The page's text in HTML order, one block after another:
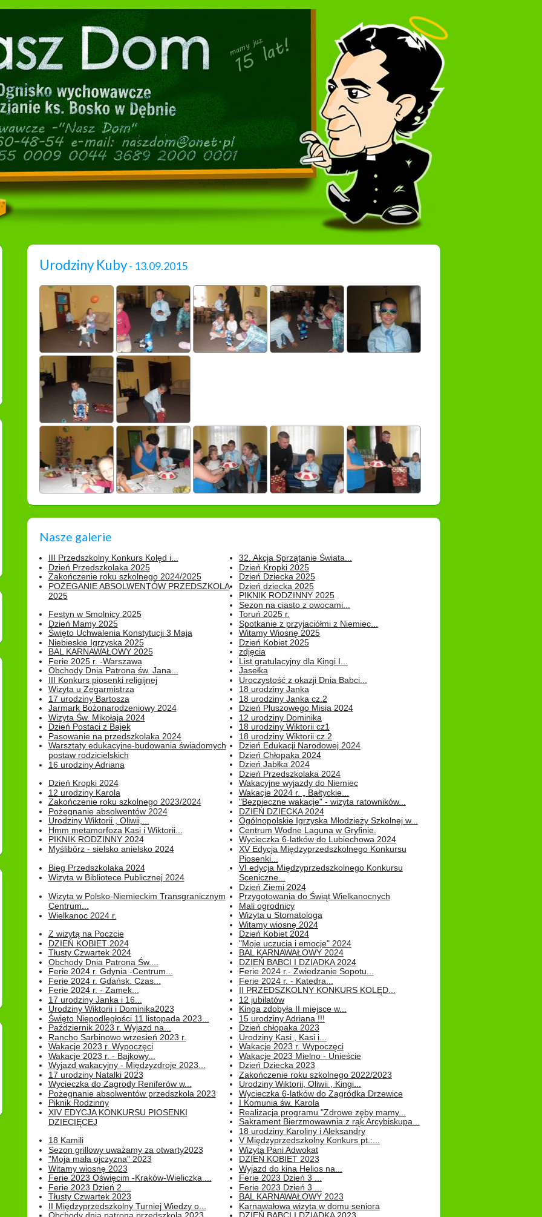
Urodziny Kuby- 13.09.2015
Nasze galerie
III Przedszkolny Konkurs Kolęd i...
Dzień Przedszkolaka 2025
32. Akcja Sprzątanie Świata...
Dzień Kropki 2025
Zakończenie roku szkolnego 2024/2025
POŻEGANIE ABSOLWENTÓW PRZEDSZKOLA
2025
Dzień Dziecka 2025
Dzień dziecka 2025
PIKNIK RODZINNY 2025
Sezon na ciasto z owocami...
Festyn w Smolnicy 2025
Dzień Mamy 2025
Toruń 2025 r.
Spotkanie z przyjaciółmi z Niemiec...
Święto Uchwalenia Konstytucji 3 Maja
Niebieskie Igrzyska 2025
Witamy Wiosnę 2025
Dzień Kobiet 2025
BAL KARNAWAŁOWY 2025
Ferie 2025 r. -Warszawa
zdjęcia
List gratulacyjny dla Kingi I...
Obchody Dnia Patrona św. Jana...
III Konkurs piosenki religijnej
Jasełka
Uroczystość z okazji Dnia Babci...
Wizyta u Zegarmistrza
17 urodziny Bartosza
18 urodziny Janka
18 urodziny Janka cz.2
Jarmark Bożonarodzeniowy 2024
Wizyta Św. Mikołaja 2024
Dzień Pluszowego Misia 2024
12 urodziny Dominika
Dzień Postaci z Bajek
Pasowanie na przedszkolaka 2024
18 urodziny Wiktorii cz1
18 urodziny Wiktorii cz.2
Warsztaty edukacyjne-budowania świadomych
postaw rodzicielskich
16 urodziny Adriana
Dzień Edukacji Narodowej 2024
Dzień Chłopaka 2024
Dzień Jabłka 2024
Dzień Przedszkolaka 2024
Dzień Kropki 2024
12 urodziny Karola
Wakacyjne wyjazdy do Niemiec
Wakacje 2024 r. „ Bałtyckie...
Zakończenie roku szkolnego 2023/2024
Pożegnanie absolwentów 2024
"Bezpieczne wakacje" - wizyta ratowników...
DZIEŃ DZIECKA 2024
Urodziny Wiktorii , Oliwii,...
Hmm metamorfoza Kasi i Wiktorii...
Ogólnopolskie Igrzyska Młodzieży Szkolnej w...
Centrum Wodne Laguna w Gryfinie.
PIKNIK RODZINNY 2024
Myślibórz - sielsko anielsko 2024
Wycieczka 6-latków do Lubiechowa 2024
XV Edycja Międzyprzedszkolnego Konkursu
Piosenki...
Bieg Przedszkolaka 2024
Wizyta w Bibliotece Publicznej 2024
VI edycja Międzyprzedszkolnego Konkursu
Sceniczne...
Dzień Ziemi 2024
Wizyta w Polsko-Niemieckim Transgranicznym
Centrum...
Wielkanoc 2024 r.
Przygotowania do Świąt Wielkanocnych
Mali ogrodnicy
Wizyta u Stomatologa
Witamy wiosnę 2024
Z wizytą na Poczcie
DZIEŃ KOBIET 2024
Dzień Kobiet 2024
"Moje uczucia i emocje" 2024
Tłusty Czwartek 2024
Obchody Dnia Patrona Św....
BAL KARNAWAŁOWY 2024
DZIEŃ BABCI I DZIADKA 2024
Ferie 2024 r. Gdynia -Centrum...
Ferie 2024 r. Gdańsk. Czas...
Ferie 2024 r.- Zwiedzanie Sopotu...
Ferie 2024 r. - Katedra...
Ferie 2024 r. - Zamek...
17 urodziny Janka i 16...
II PRZEDSZKOLNY KONKURS KOLĘD...
12 jubilatów
Urodziny Wiktorii i Dominika2023
Święto Niepodległości 11 listopada 2023...
Kinga zdobyła II miejsce w...
15 urodziny Adriana !!!
Październik 2023 r. Wyjazd na...
Rancho Sarbinowo wrzesień 2023 r.
Dzień chłopaka 2023
Urodziny Kasi , Kasi i...
Wakacje 2023 r. Wypoczęci
Wakacje 2023 r. - Bajkowy...
Wakacje 2023 r. Wypoczęci
Wakacje 2023 Mielno - Unieście
Wyjazd wakacyjny - Międzyzdroje 2023...
17 urodziny Natalki 2023
Dzień Dziecka 2023
Zakończenie roku szkolnego 2022/2023
Wycieczka do Zagrody Reniferów w...
Pożegnanie absolwentów przedszkola 2023
Urodziny Wiktorii, Oliwii , Kingi...
Wycieczka 6-latków do Zagródka Drzewice
Piknik Rodzinny
XIV EDYCJA KONKURSU PIOSENKI
DZIECIĘCEJ
I Komunia św. Karola
Realizacja programu "Zdrowe zęby mamy...
Sakrament Bierzmowawnia z rąk Arcybiskupa...
18 urodziny Karoliny i Aleksandry
18 Kamili
Sezon grillowy uważamy za otwarty2023
V Międzyprzedszkolny Konkurs pt.:...
Wizyta Pani Adwokat
"Moja mała ojczyzna" 2023
Witamy wiosnę 2023
DZIEŃ KOBIET 2023
Wyjazd do kina Helios na...
Ferie 2023 Oświęcim -Kraków-Wieliczka ...
Ferie 2023 Dzień 2 ...
Ferie 2023 Dzień 3 ...
Ferie 2023 Dzień 3 ...
Tłusty Czwartek 2023
II Międzyprzedszkolny Turniej Wiedzy o...
BAL KARNAWAŁOWY 2023
Karnawałowa wizyta w domu seniora